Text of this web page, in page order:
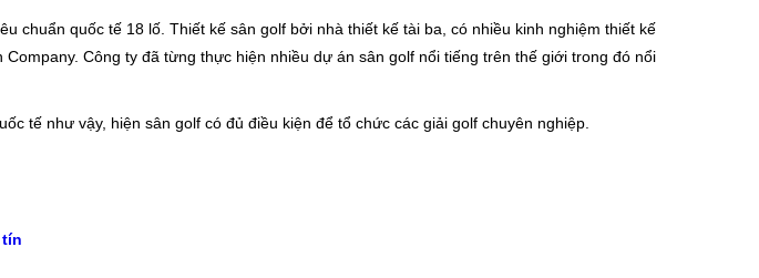
chuẩn quốc tế 18 lố. Thiết kế sân golf bởi nhà thiết kế tài ba, có nhiều kinh nghiệm thiết kế
Công ty đã từng thực hiện nhiều dự án sân golf nổi tiếng trên thế giới trong đó nổi
tế như vậy, hiện sân golf có đủ điều kiện để tổ chức các giải golf chuyên nghiệp.